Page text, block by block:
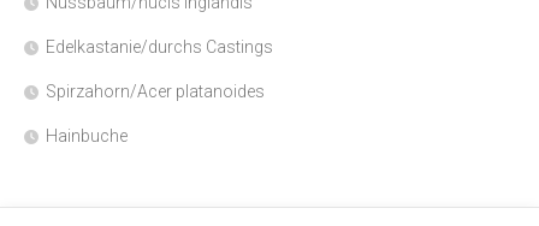
Edelkastanie/durchs Castings
Spirzahorn/Acer platanoides
Hainbuche